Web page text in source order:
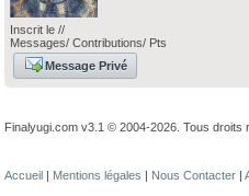
Inscrit le //
Messages/ Contributions/ Pts
Message Privé
Finalyugi.com v3.1 © 2004-2026. Tous droits
Accueil | Mentions légales | Nous Contacter |